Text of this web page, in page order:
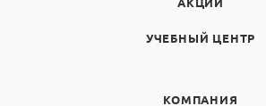
УЧЕБНЫЙ ЦЕНТР
КОМПАНИЯ